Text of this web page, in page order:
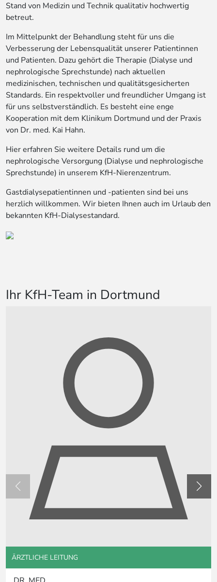
Stand von Medizin und Technik qualitativ hochwertig
betreut.
Im Mittelpunkt der Behandlung steht für uns die
Verbesserung der Lebensqualität unserer Patientinnen
und Patienten. Dazu gehört die Therapie (Dialyse und
nephrologische Sprechstunde) nach aktuellen
medizinischen, technischen und qualitätsgesicherten
Standards. Ein respektvoller und freundlicher Umgang ist
für uns selbstverständlich. Es besteht eine enge
Kooperation mit dem Klinikum Dortmund und der Praxis
von Dr. med. Kai Hahn.
Hier erfahren Sie weitere Details rund um die
nephrologische Versorgung (Dialyse und nephrologische
Sprechstunde) in unserem KfH-Nierenzentrum.
Gastdialysepatientinnen und -patienten sind bei uns
herzlich willkommen. Wir bieten Ihnen auch im Urlaub den
bekannten KfH-Dialysestandard.
Ihr KfH-Team in Dortmund
ÄRZTLICHE LEITUNG